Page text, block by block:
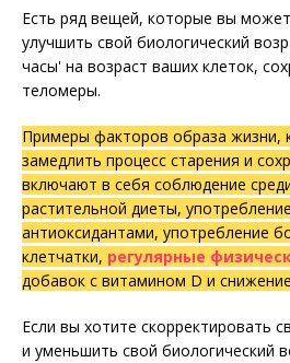
Есть ряд вещей, которые вы
улучшить свой биологический
часы' на возраст ваших клеток,
теломеры.
Примеры факторов образа жизни,
замедлить процесс старения и
включают в себя соблюдение
растительной диеты,
антиоксидантами, употребление
клетчатки, регулярные
добавок с витамином D и
Если вы хотите скорректировать
и уменьшить свой биологический